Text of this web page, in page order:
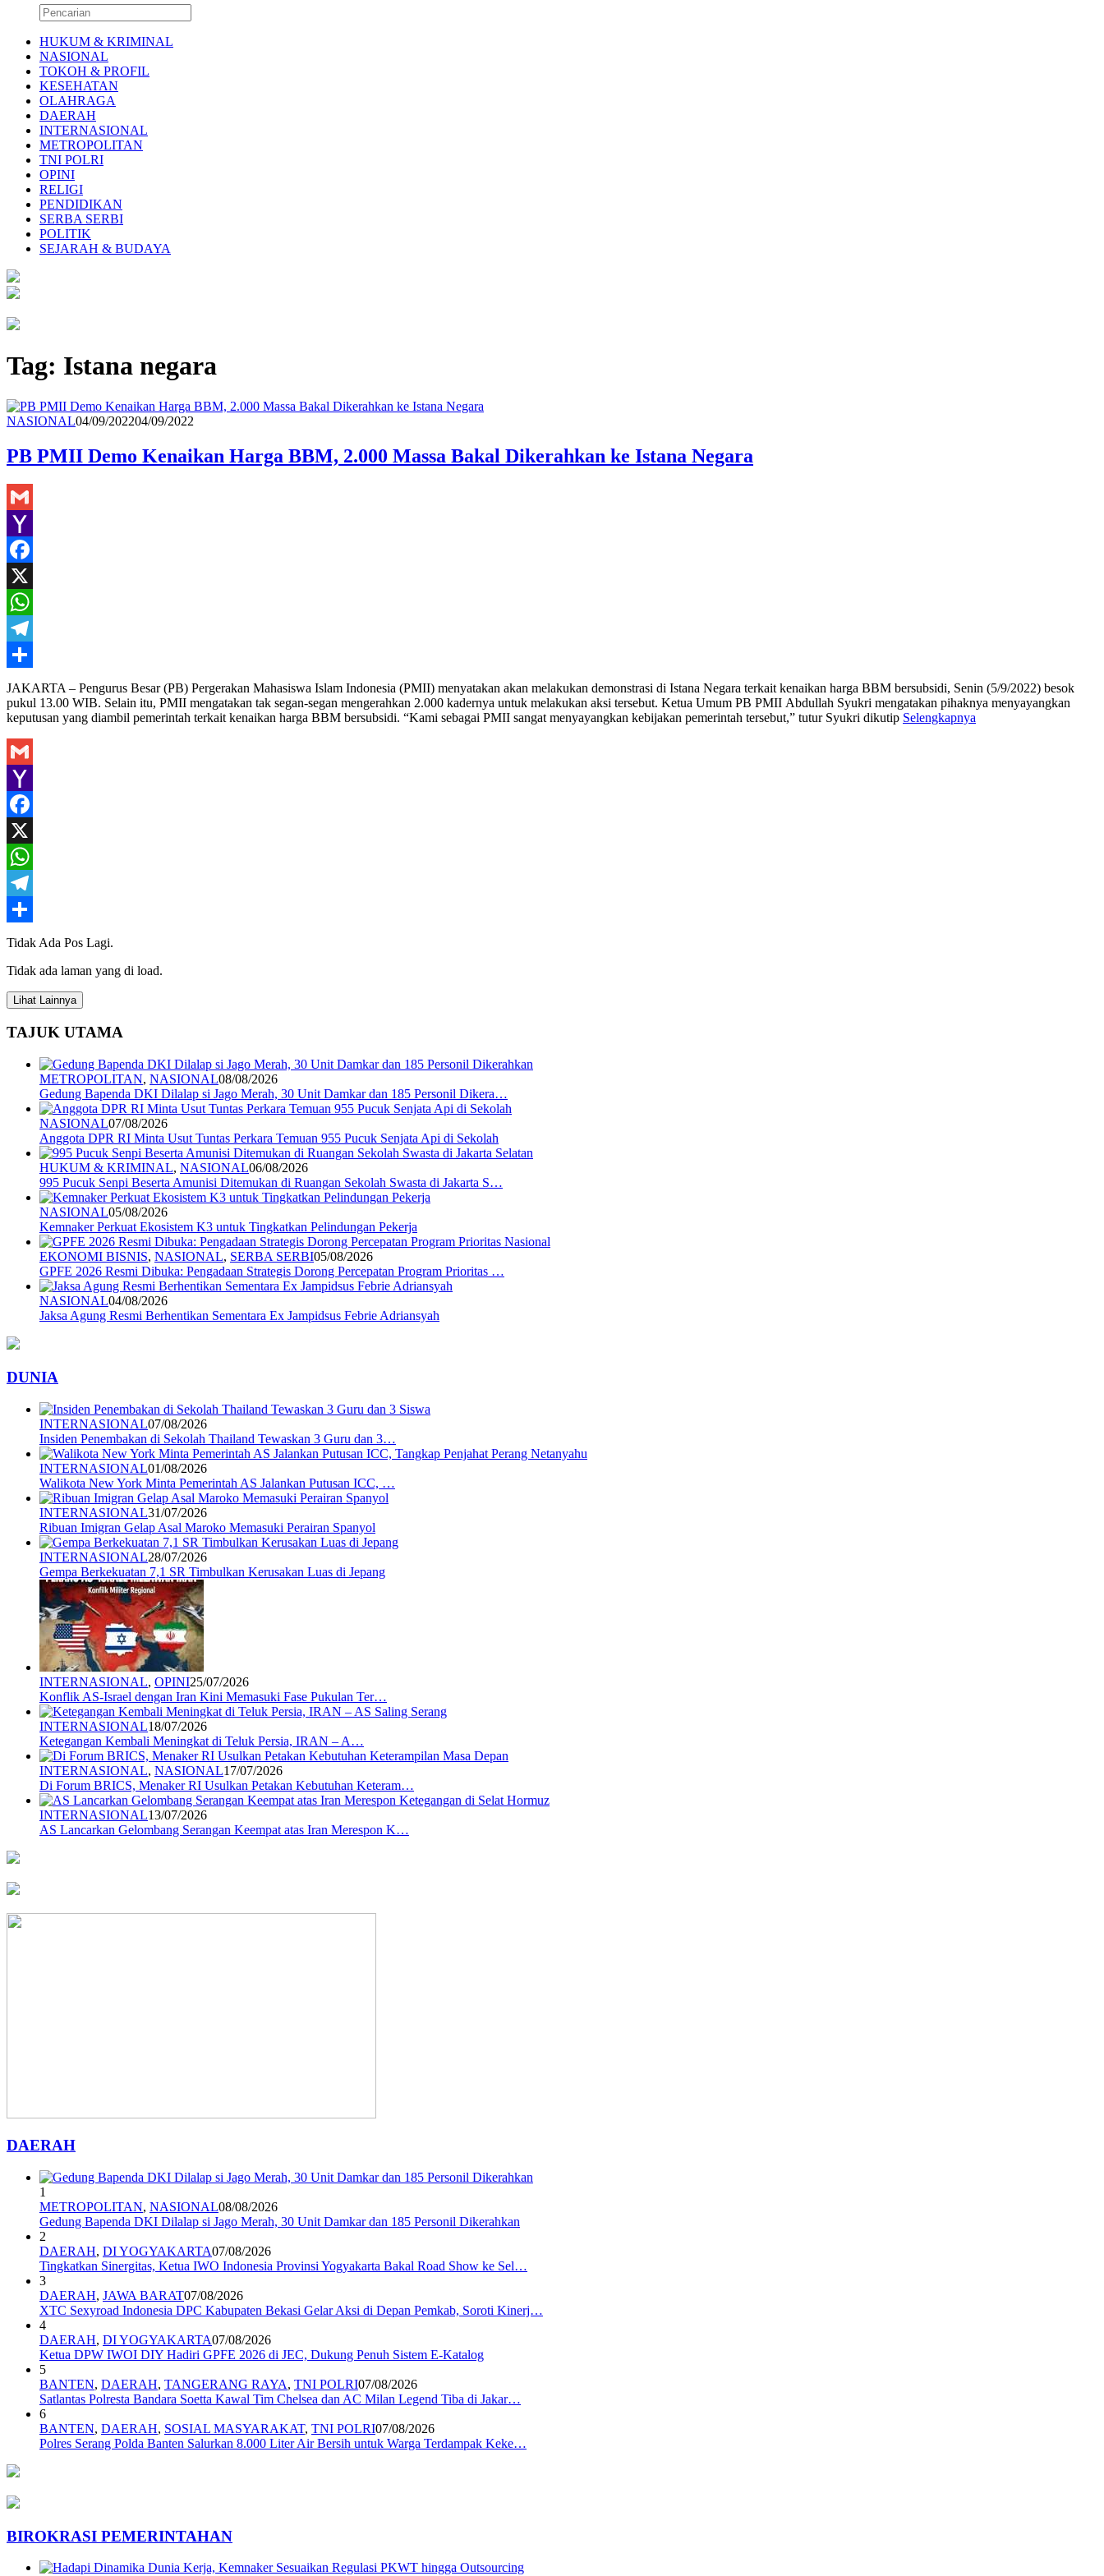
HUKUM & KRIMINAL
NASIONAL
TOKOH & PROFIL
KESEHATAN
OLAHRAGA
DAERAH
INTERNASIONAL
METROPOLITAN
TNI POLRI
OPINI
RELIGI
PENDIDIKAN
SERBA SERBI
POLITIK
SEJARAH & BUDAYA
Tag: Istana negara
NASIONALRedaksi
04/09/202204/09/2022
PB PMII Demo Kenaikan Harga BBM, 2.000 Massa Bakal Dikerahkan ke Istana Negara
Gmail
Yahoo
Mail
Facebook
X
WhatsApp
Telegram
Share
JAKARTA – Pengurus Besar (PB) Pergerakan Mahasiswa Islam Indonesia (PMII) menyatakan akan melakukan demonstrasi di Istana Negara terkait kenaikan harga BBM bersubsidi, Senin (5/9/2022) besok
pukul 13.00 WIB. Selain itu, PMII mengatakan tak segan-segan mengerahkan 2.000 kadernya untuk melakukan aksi tersebut. Ketua Umum PB PMII Abdullah Syukri mengatakan pihaknya menyayangkan
keputusan yang diambil pemerintah terkait kenaikan harga BBM bersubsidi. “Kami sebagai PMII sangat menyayangkan kebijakan pemerintah tersebut,” tutur Syukri dikutip Selengkapnya
Gmail
Yahoo
Mail
Facebook
X
WhatsApp
Telegram
Share
Tidak Ada Pos Lagi.
Tidak ada laman yang di load.
Lihat Lainnya
TAJUK UTAMA
METROPOLITAN, NASIONAL08/08/2026
Gedung Bapenda DKI Dilalap si Jago Merah, 30 Unit Damkar dan 185 Personil Dikera…
NASIONAL07/08/2026
Anggota DPR RI Minta Usut Tuntas Perkara Temuan 955 Pucuk Senjata Api di Sekolah
HUKUM & KRIMINAL, NASIONAL06/08/2026
995 Pucuk Senpi Beserta Amunisi Ditemukan di Ruangan Sekolah Swasta di Jakarta S…
NASIONAL05/08/2026
Kemnaker Perkuat Ekosistem K3 untuk Tingkatkan Pelindungan Pekerja
EKONOMI BISNIS, NASIONAL, SERBA SERBI05/08/2026
GPFE 2026 Resmi Dibuka: Pengadaan Strategis Dorong Percepatan Program Prioritas …
NASIONAL04/08/2026
Jaksa Agung Resmi Berhentikan Sementara Ex Jampidsus Febrie Adriansyah
DUNIA
INTERNASIONAL07/08/2026
Insiden Penembakan di Sekolah Thailand Tewaskan 3 Guru dan 3…
INTERNASIONAL01/08/2026
Walikota New York Minta Pemerintah AS Jalankan Putusan ICC, …
INTERNASIONAL31/07/2026
Ribuan Imigran Gelap Asal Maroko Memasuki Perairan Spanyol
INTERNASIONAL28/07/2026
Gempa Berkekuatan 7,1 SR Timbulkan Kerusakan Luas di Jepang
INTERNASIONAL, OPINI25/07/2026
Konflik AS-Israel dengan Iran Kini Memasuki Fase Pukulan Ter…
INTERNASIONAL18/07/2026
Ketegangan Kembali Meningkat di Teluk Persia, IRAN – A…
INTERNASIONAL, NASIONAL17/07/2026
Di Forum BRICS, Menaker RI Usulkan Petakan Kebutuhan Keteram…
INTERNASIONAL13/07/2026
AS Lancarkan Gelombang Serangan Keempat atas Iran Merespon K…
DAERAH
1
METROPOLITAN, NASIONAL08/08/2026
Gedung Bapenda DKI Dilalap si Jago Merah, 30 Unit Damkar dan 185 Personil Dikerahkan
2
DAERAH, DI YOGYAKARTA07/08/2026
Tingkatkan Sinergitas, Ketua IWO Indonesia Provinsi Yogyakarta Bakal Road Show ke Sel…
3
DAERAH, JAWA BARAT07/08/2026
XTC Sexyroad Indonesia DPC Kabupaten Bekasi Gelar Aksi di Depan Pemkab, Soroti Kinerj…
4
DAERAH, DI YOGYAKARTA07/08/2026
Ketua DPW IWOI DIY Hadiri GPFE 2026 di JEC, Dukung Penuh Sistem E-Katalog
5
BANTEN, DAERAH, TANGERANG RAYA, TNI POLRI07/08/2026
Satlantas Polresta Bandara Soetta Kawal Tim Chelsea dan AC Milan Legend Tiba di Jakar…
6
BANTEN, DAERAH, SOSIAL MASYARAKAT, TNI POLRI07/08/2026
Polres Serang Polda Banten Salurkan 8.000 Liter Air Bersih untuk Warga Terdampak Keke…
BIROKRASI PEMERINTAHAN